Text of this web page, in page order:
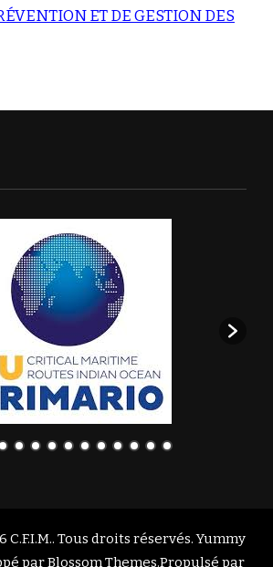
ET DE GESTION DES
C.F.I.M.. Tous droits réservés. Yummy
parBlossom Themes.Propulsé par